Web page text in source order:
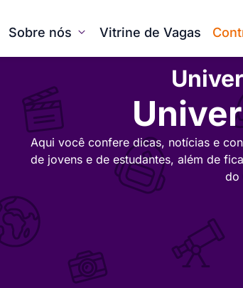
Sobre nós Vitrine de Vagas
Aqui você confere dicas, notícias e
de jovens e de estudantes, além de
do